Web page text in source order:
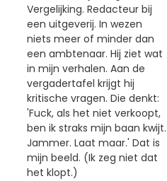
Vergelijking. Redacteur bij
een uitgeverij. In wezen
niets meer of minder dan
een ambtenaar. Hij ziet wat
in mijn verhalen. Aan de
vergadertafel krijgt hij
kritische vragen. Die denkt:
'Fuck, als het niet verkoopt,
ben ik straks mijn baan kwijt.
Jammer. Laat maar.' Dat is
mijn beeld. (Ik zeg niet dat
het klopt.)